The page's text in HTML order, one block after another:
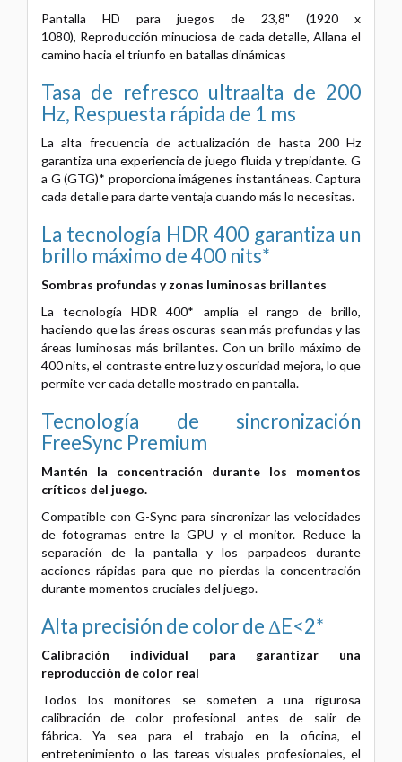
Pantalla HD para juegos de 23,8" (1920 x
1080), Reproducción minuciosa de cada detalle, Allana el
camino hacia el triunfo en batallas dinámicas
Tasa de refresco ultraalta de 200
Hz, Respuesta rápida de 1 ms
La alta frecuencia de actualización de hasta 200 Hz
garantiza una experiencia de juego fluida y trepidante. G
a G (GTG)* proporciona imágenes instantáneas.Captura
cada detalle para darte ventaja cuando más lo necesitas.
La tecnología HDR 400 garantiza un
brillo máximo de 400 nits*
Sombras profundas y zonas luminosas brillantes
La tecnología HDR 400* amplía el rango de brillo,
haciendo que las áreas oscuras sean más profundas y las
áreas luminosas más brillantes. Con un brillo máximo de
400 nits, el contraste entre luz y oscuridad mejora, lo que
permite ver cada detalle mostrado en pantalla.
Tecnología de sincronización
FreeSync Premium
Mantén la concentración durante los momentos
críticos del juego.
Compatible con G-Sync para sincronizar las velocidades
de fotogramas entre la GPU y el monitor. Reduce la
separación de la pantalla y los parpadeos durante
acciones rápidas para que no pierdas la concentración
durante momentos cruciales del juego.
Alta precisión de color de ΔE<2*
Calibración individual para garantizar una
reproducción de color real
Todos los monitores se someten a una rigurosa
calibración de color profesional antes de salir de
fábrica.Ya sea para el trabajo en la oficina, el
entretenimiento o las tareas visuales profesionales, el